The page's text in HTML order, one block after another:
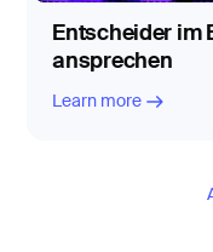
Entscheider im
ansprechen
Learn more